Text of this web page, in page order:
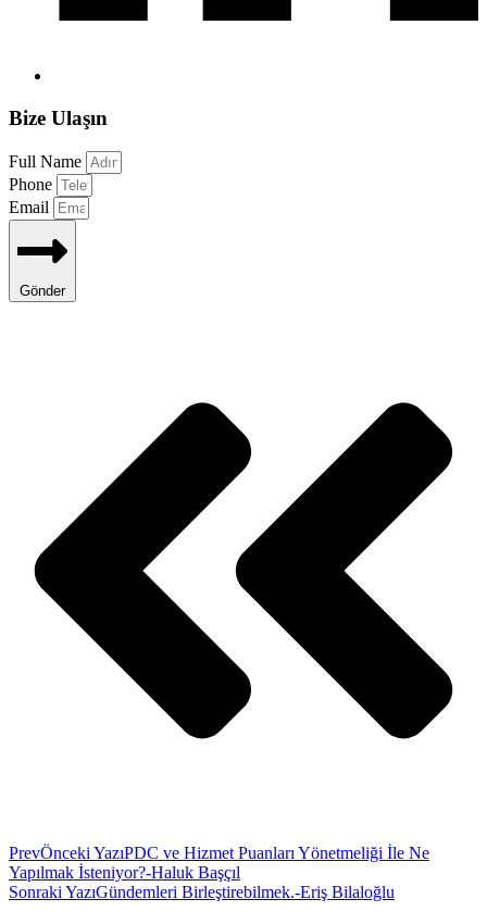
Bize Ulaşın
Full Name
Phone
Email
Gönder
PrevÖnceki YazıPDC ve Hizmet Puanları Yönetmeliği İle Ne
Yapılmak İsteniyor?-Haluk Başçıl
Sonraki YazıGündemleri Birleştirebilmek.-Eriş Bilaloğlu